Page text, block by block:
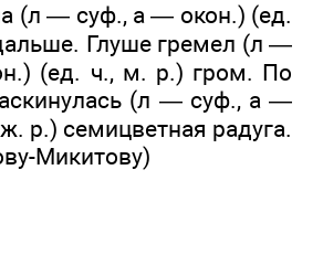
(л — суф., а — окон.) (ед.
Глуше гремел (л —
(ед. ч., м. р.) гром. По
(л — суф., а —
р.) семицветная радуга.
Микитову)